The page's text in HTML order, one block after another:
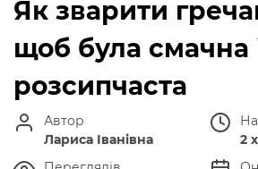
Як зварити
щоб була смачна
розсипчаста
Автор
Лариса Іванівна
2